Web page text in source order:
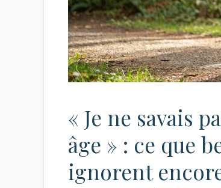
« Je ne savais
âge » : ce que
ignorent